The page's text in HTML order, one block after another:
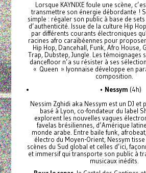
Lorsque KAYNIXE foule une scène,
transmettre son énergie débordante !
simple : régaler son public à base de
d’authenticité. Issue de la culture Hip
par différents courants électroniques
racines afro caraïbéennes pour
Hip Hop, Dancehall, Funk, Afro House,
Trap, Dubstep, Jungle. Les témoignages
dancefloor n’a su résister à ses
« Queen » lyonnaise développe en
composition.
• Nessym (4h)
Nessim Zghidi aka Nessym est un DJ et
basé à Lyon, co-fondateur du label
explorent les nouvelles vagues
favelas brésiliennes, d’Amérique
monde arabe. Entre baile funk,
électro du Moyen-Orient, Nessym
scènes du Sud global et celles d’ici,
et immersif qui transporte son public à
musicaux inédits.